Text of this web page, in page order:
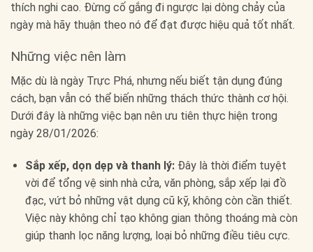
thích nghi cao. Đừng cố gắng đi ngược lại dòng chảy của
ngày mà hãy thuận theo nó để đạt được hiệu quả tốt nhất.
Những việc nên làm
Mặc dù là ngày Trực Phá, nhưng nếu biết tận dụng đúng
cách, bạn vẫn có thể biến những thách thức thành cơ hội.
Dưới đây là những việc bạn nên ưu tiên thực hiện trong
ngày 28/01/2026:
Sắp xếp, dọn dẹp và thanh lý:Đây là thời điểm tuyệt
vời để tổng vệ sinh nhà cửa, văn phòng, sắp xếp lại đồ
đạc, vứt bỏ những vật dụng cũ kỹ, không còn cần thiết.
Việc này không chỉ tạo không gian thông thoáng mà còn
giúp thanh lọc năng lượng, loại bỏ những điều tiêu cực.